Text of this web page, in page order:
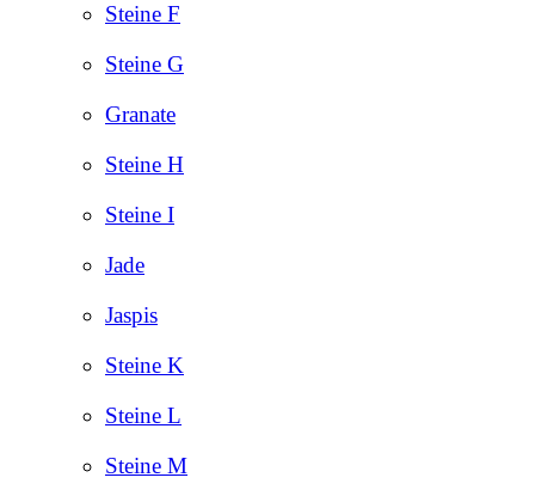
Steine F
Steine G
Granate
Steine H
Steine I
Jade
Jaspis
Steine K
Steine L
Steine M